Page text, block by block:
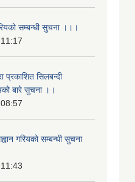
सम्बन्धी सुचना ।।।
प्रकाशित सिलबन्दी
बारे सुचना ।।
गरियको सम्बन्धी सुचना